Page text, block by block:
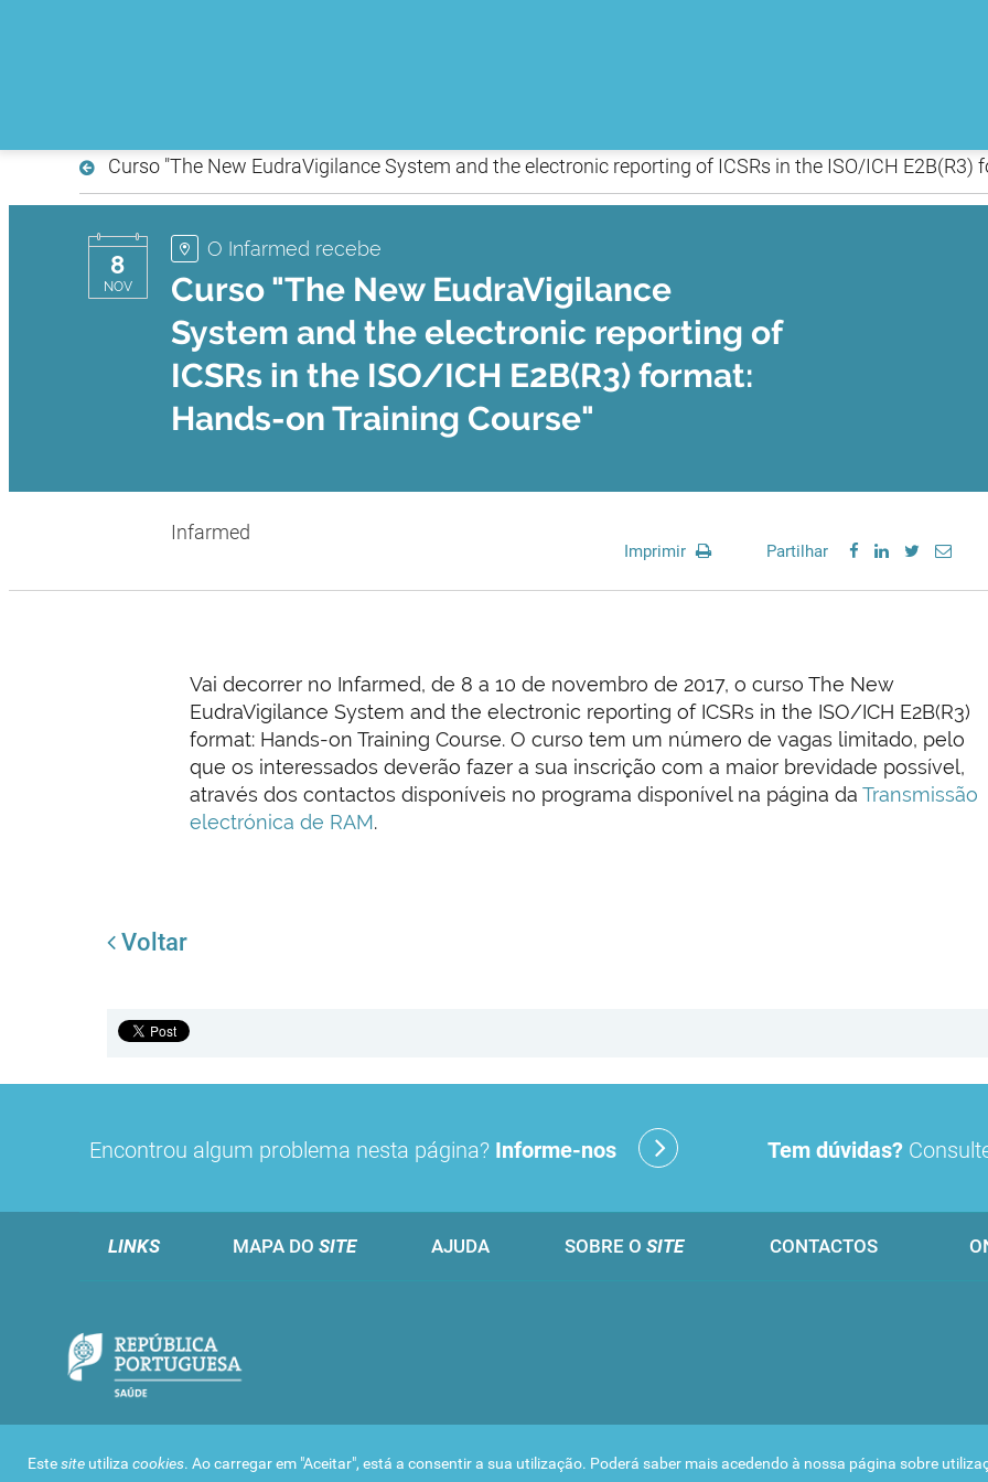
Curso "The New EudraVigilance System and the electronic reporting of ICSRs in the ISO/ICH E2B(R3)
8
NOV
O Infarmed recebe
Curso "The New EudraVigilance
System and the electronic reporting of
ICSRs in the ISO/ICH E2B(R3) format:
Hands-on Training Course"
Infarmed
Imprimir Partilhar
Vai decorrer no Infarmed, de 8 a 10 de novembro de 2017, o curso The New
EudraVigilance System and the electronic reporting of ICSRs in the ISO/ICH E2B(R3)
format: Hands-on Training Course. O curso tem um número de vagas limitado, pelo
que os interessados deverão fazer a sua inscrição com a maior brevidade possível,
através dos contactos disponíveis no programa disponível na página da Transmissão
electrónica de RAM.
Voltar
Estesite utiliza cookies. Ao carregar em "Aceitar", está a consentir a sua utilização. Poderá saber mais acedendo à nossa página sobre
Encontrou algum problema nesta página? Informe-nos Tem dúvidas?
LINKS MAPA DO SITE AJUDA SOBRE O SITE CONTACTOS